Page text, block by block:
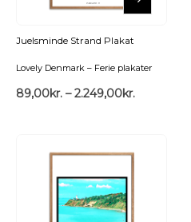
Juelsminde Strand Plakat
Lovely Denmark – Ferie plakater
89,00kr. – 2.249,00kr.